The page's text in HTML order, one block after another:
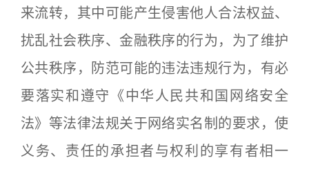
来流转，其中可能产生侵害他人合法权益、
扰乱社会秩序、金融秩序的行为，为了维护
公共秩序，防范可能的违法违规行为，有必
要落实和遵守《中华人民共和国网络安全
法》等法律法规关于网络实名制的要求，使
义务、责任的承担者与权利的享有者相一